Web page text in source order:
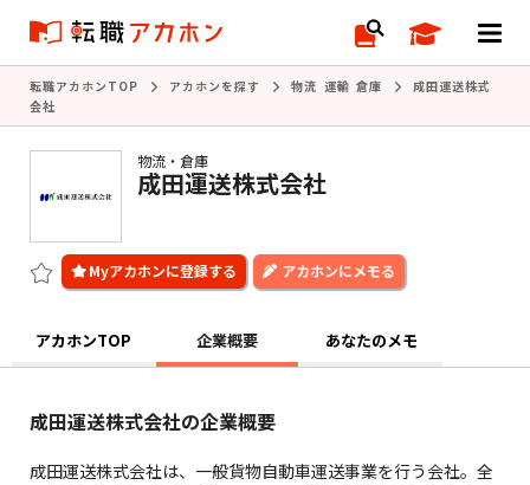
転職アカホンTOP アカホンを探す 物流 運輸 倉庫
成田運送株式
会社
物流・倉庫
成田運送株式会社
アカホンにメモる
アカホンTOP 企業概要 あなたのメモ
成田運送株式会社の企業概要
成田運送株式会社は、一般貨物自動車運送事業を行う会社。全